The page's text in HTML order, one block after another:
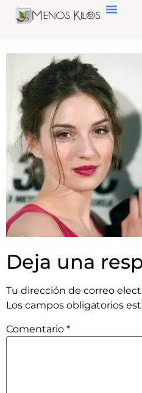
Deja una
Tu dirección de correo
Los campos obligatorios
Comentario *